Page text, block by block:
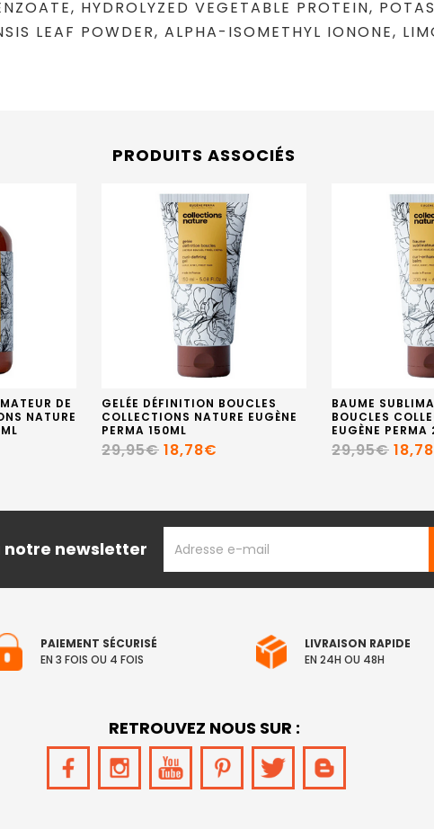
HYDROLYZED VEGETABLE PROTEIN,
LEAF POWDER, ALPHA-ISOMETHYL IONONE,
PRODUITS ASSOCIÉS
DE
NATURE
GELÉE DÉFINITION BOUCLES
COLLECTIONS NATURE EUGÈNE
PERMA 150ML
29,95€ 18,78€
BAUME
BOUCLES
EUGÈNE PERMA
29,95€
notre newsletter
EMAIL
PAIEMENT SÉCURISÉ
EN 3 FOIS OU 4 FOIS
LIVRAISON RAPIDE
EN 24H OU 48H
RETROUVEZ NOUS SUR :